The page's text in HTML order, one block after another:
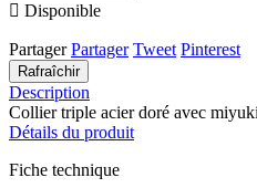
 Disponible
Partager Partager Tweet Pinterest
Description
Collier triple acier doré avec
Détails du produit
Fiche technique